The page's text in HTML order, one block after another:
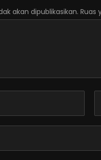
akan dipublikasikan. Ruas